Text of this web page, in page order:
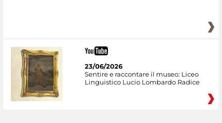
23/06/2026
Sentire e raccontare il museo: Liceo
Linguistico Lucio Lombardo Radice